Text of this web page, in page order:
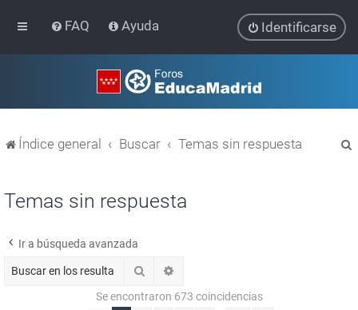
FAQ Ayuda Identificarse
Índice general Buscar Temas sin respuesta
Temas sin respuesta
Ir a búsqueda avanzada
Buscar
Se encontraron 673 coincidencias